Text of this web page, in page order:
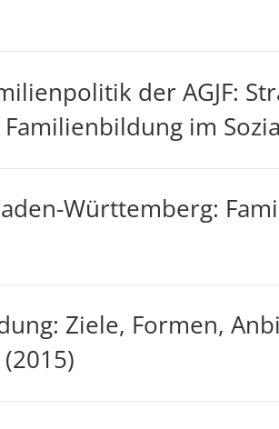
der AGJF:
im
Württemberg:
Ziele, Formen,